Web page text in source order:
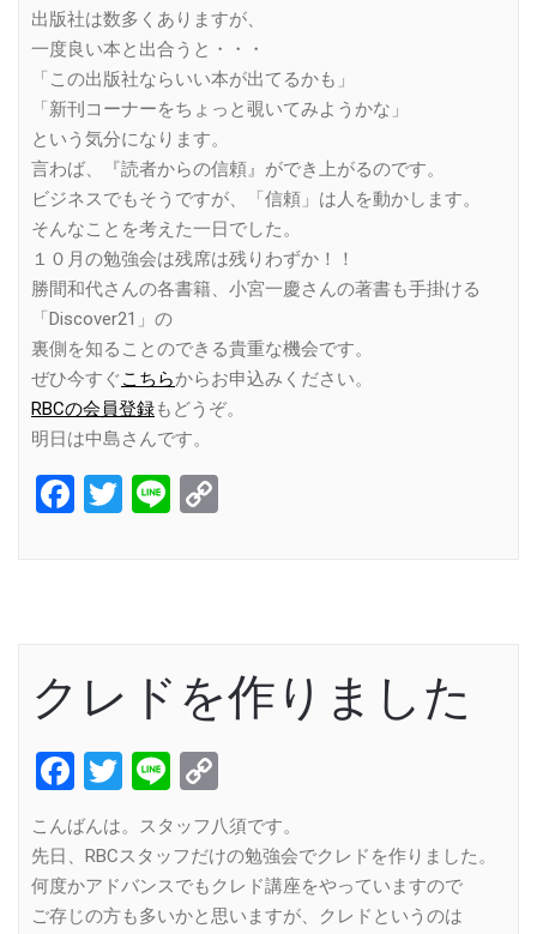
出版社は数多くありますが、
一度良い本と出合うと・・・
「この出版社ならいい本が出てるかも」
「新刊コーナーをちょっと覗いてみようかな」
という気分になります。
言わば、『読者からの信頼』ができ上がるのです。
ビジネスでもそうですが、「信頼」は人を動かします。
そんなことを考えた一日でした。
１０月の勉強会は残席は残りわずか！！
勝間和代さんの各書籍、小宮一慶さんの著書も手掛ける
「Discover21」の
裏側を知ることのできる貴重な機会です。
ぜひ今すぐこちらからお申込みください。
RBCの会員登録もどうぞ。
明日は中島さんです。
Facebook
Twitter
Line
クレドを作りました
Facebook
Twitter
Line
Link
こんばんは。スタッフ八須です。
先日、RBCスタッフだけの勉強会でクレドを作りました。
何度かアドバンスでもクレド講座をやっていますので
ご存じの方も多いかと思いますが、クレドというのは